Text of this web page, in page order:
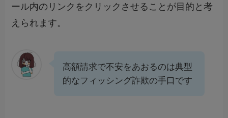
ール内のリンクをクリックさせることが目的と考
えられます。
高額請求で不安をあおるのは典型
的なフィッシング詐欺の手口です